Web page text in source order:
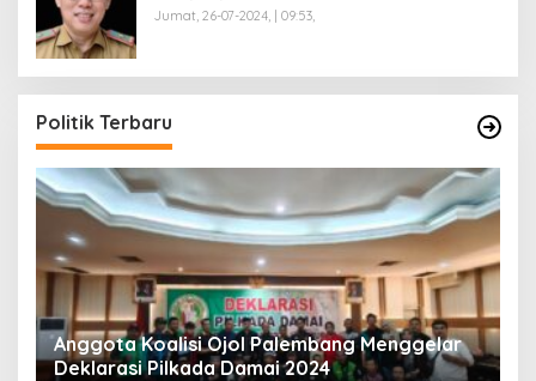
Jumat, 26-07-2024, | 09:53,
Politik Terbaru
Anggota Koalisi Ojol Palembang Menggelar
Deklarasi Pilkada Damai 2024